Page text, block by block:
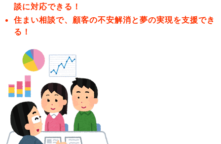
談に対応できる！
住まい相談で、顧客の不安解消と夢の実現を支援でき
る！